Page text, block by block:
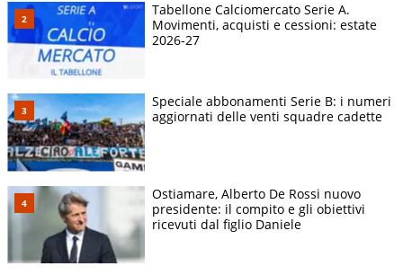
Tabellone Calciomercato Serie A.
Movimenti, acquisti e cessioni: estate
2026-27
Speciale abbonamenti Serie B: i numeri
aggiornati delle venti squadre cadette
Ostiamare, Alberto De Rossi nuovo
presidente: il compito e gli obiettivi
ricevuti dal figlio Daniele